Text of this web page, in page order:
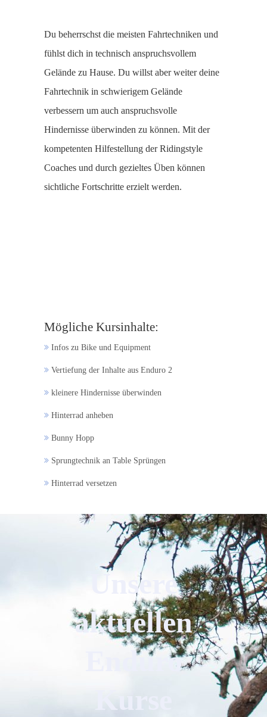
Du beherrschst die meisten Fahrtechniken und
fühlst dich in technisch anspruchsvollem
Gelände zu Hause. Du willst aber weiter deine
Fahrtechnik in schwierigem Gelände
verbessern um auch anspruchsvolle
Hindernisse überwinden zu können. Mit der
kompetenten Hilfestellung der Ridingstyle
Coaches und durch gezieltes Üben können
sichtliche Fortschritte erzielt werden.
Mögliche Kursinhalte:
Infos zu Bike und Equipment
Vertiefung der Inhalte aus Enduro 2
kleinere Hindernisse überwinden
Hinterrad anheben
Bunny Hopp
Sprungtechnik an Table Sprüngen
Hinterrad versetzen
Unsere
aktuellen
Enduro
Kurse